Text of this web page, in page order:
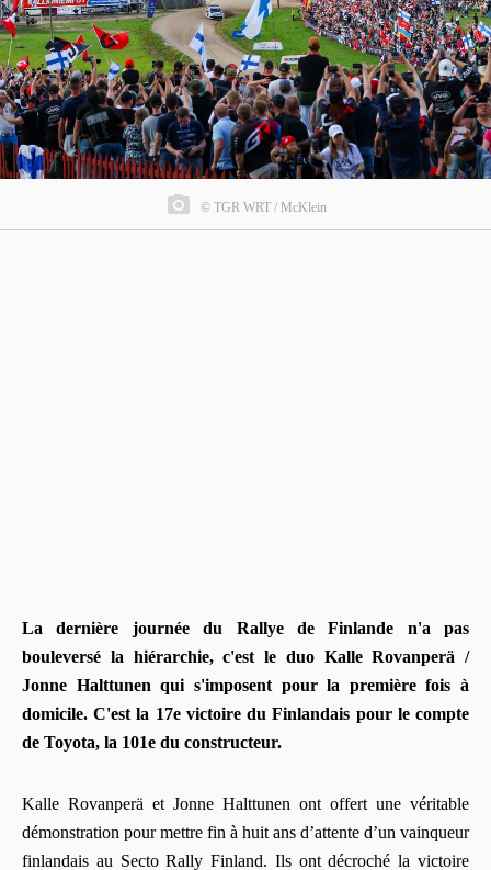
© TGR WRT / McKlein
La dernière journée du Rallye de Finlande n'a pas
bouleversé la hiérarchie, c'est le duo Kalle Rovanperä /
Jonne Halttunen qui s'imposent pour la première fois à
domicile. C'est la 17e victoire du Finlandais pour le compte
de Toyota, la 101e du constructeur.
Kalle Rovanperä et Jonne Halttunen ont offert une véritable
démonstration pour mettre fin à huit ans d’attente d’un vainqueur
finlandais au Secto Rally Finland. Ils ont décroché la victoire